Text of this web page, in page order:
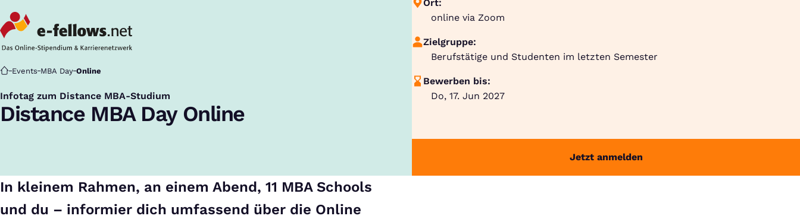
Startseite
Events MBA Day Online
Infotag zum Distance MBA-Studium
:
Distance MBA Day Online
Ort:
online via Zoom
Zielgruppe:
Berufstätige und Studenten im letzten Semester
Bewerben bis:
Do, 17. Jun 2027
Jetzt anmelden
In kleinem Rahmen, an einem Abend, 11 MBA Schools
und du – informier dich umfassend über die Online